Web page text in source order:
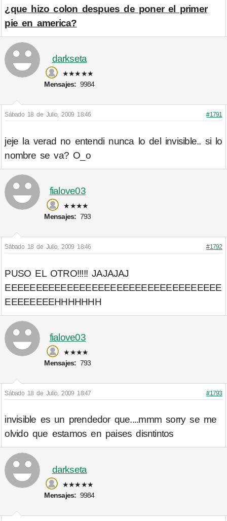
¿que hizo colon despues de poner el primer
pie en america?
darkseta
★★★★★
Mensajes: 9984
Sábado 18 de Julio, 2009 18:46 #1791
jeje la verad no entendi nunca lo del invisible.. si lo
nombre se va? O_o
fialove03
★★★★
Mensajes: 793
Sábado 18 de Julio, 2009 18:46 #1792
PUSO EL OTRO!!!!! JAJAJAJ
EEEEEEEEEEEEEEEEEEEEEEEEEEEEEEEEEEE
EEEEEEEEHHHHHHH​
fialove03
★★★★
Mensajes: 793
Sábado 18 de Julio, 2009 18:47 #1793
invisible es un prendedor que....mmm sorry se me
olvido que estamos en paises disntintos
darkseta
★★★★★
Mensajes: 9984